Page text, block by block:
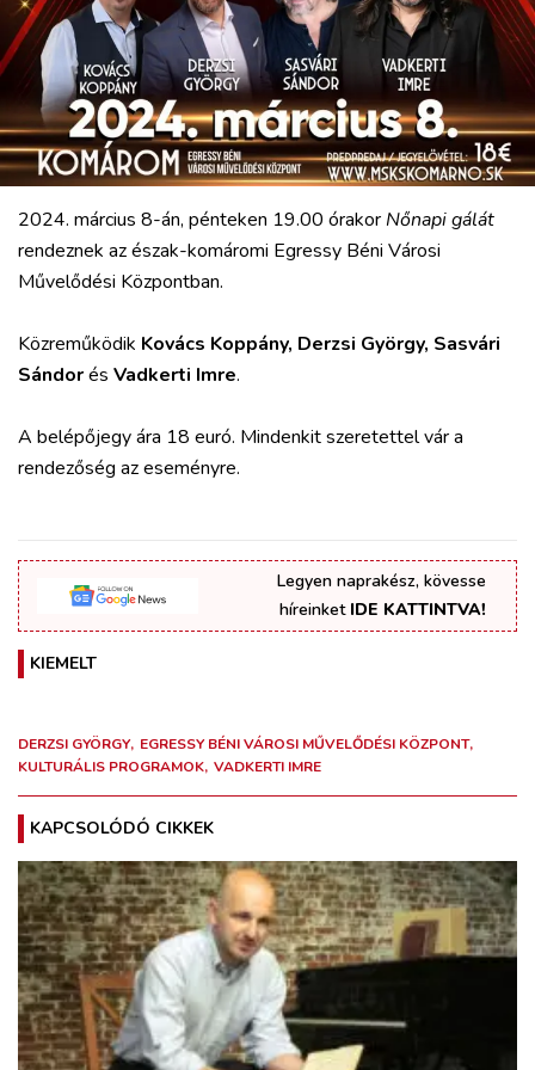
RÉGIÓ
SPORT
KULTÚRA
PODCAST
MIX
2024. március 8-án, pénteken 19.00 órakor Nőnapi gálát
rendeznek az észak-komáromi Egressy Béni Városi
Művelődési Központban.
Közreműködik Kovács Koppány, Derzsi György, Sasvári
Sándorés Vadkerti Imre.
A belépőjegy ára 18 euró. Mindenkit szeretettel vár a
rendezőség az eseményre.
Legyen naprakész, kövesse
híreinket IDE KATTINTVA!
KIEMELT
DERZSI GYÖRGY EGRESSY BÉNI VÁROSI MŰVELŐDÉSI KÖZPONT
KULTURÁLIS PROGRAMOK VADKERTI IMRE
KAPCSOLÓDÓ CIKKEK